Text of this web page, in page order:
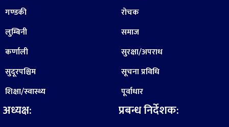
गण्डकी
लुम्बिनी
कर्णाली
सुदूरपश्चिम
शिक्षा/स्वास्थ्य
अध्यक्ष:
रोचक
समाज
सुरक्षा/अपराध
सूचना प्रविधि
पूर्वाधार
प्रबन्ध निर्देशक: